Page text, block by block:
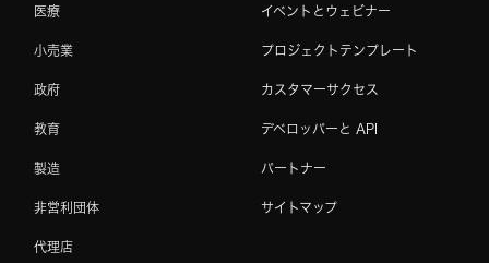
医療
小売業
政府
教育
製造
非営利団体
代理店
イベントとウェビナー
プロジェクトテンプレート
カスタマーサクセス
デベロッパーと API
パートナー
サイトマップ